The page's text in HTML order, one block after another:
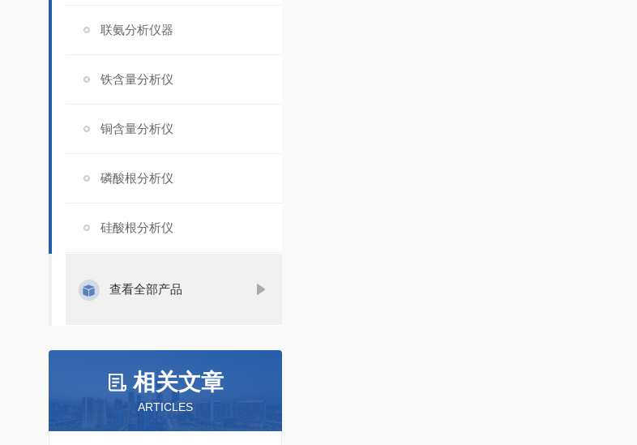
联氨分析仪器
铁含量分析仪
铜含量分析仪
磷酸根分析仪
硅酸根分析仪
查看全部产品
相关文章
ARTICLES